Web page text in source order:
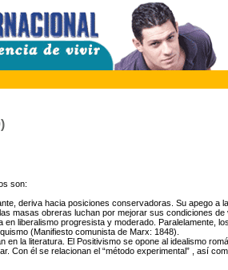
son:
deriva hacia posiciones conservadoras. Su apego a
masas obreras luchan por mejorar sus condiciones de
liberalismo progresista y moderado. Paralelamente,
(Manifiesto comunista de Marx: 1848).
la literatura. El Positivismo se opone al idealismo
Con él se relacionan el “método experimental” , así